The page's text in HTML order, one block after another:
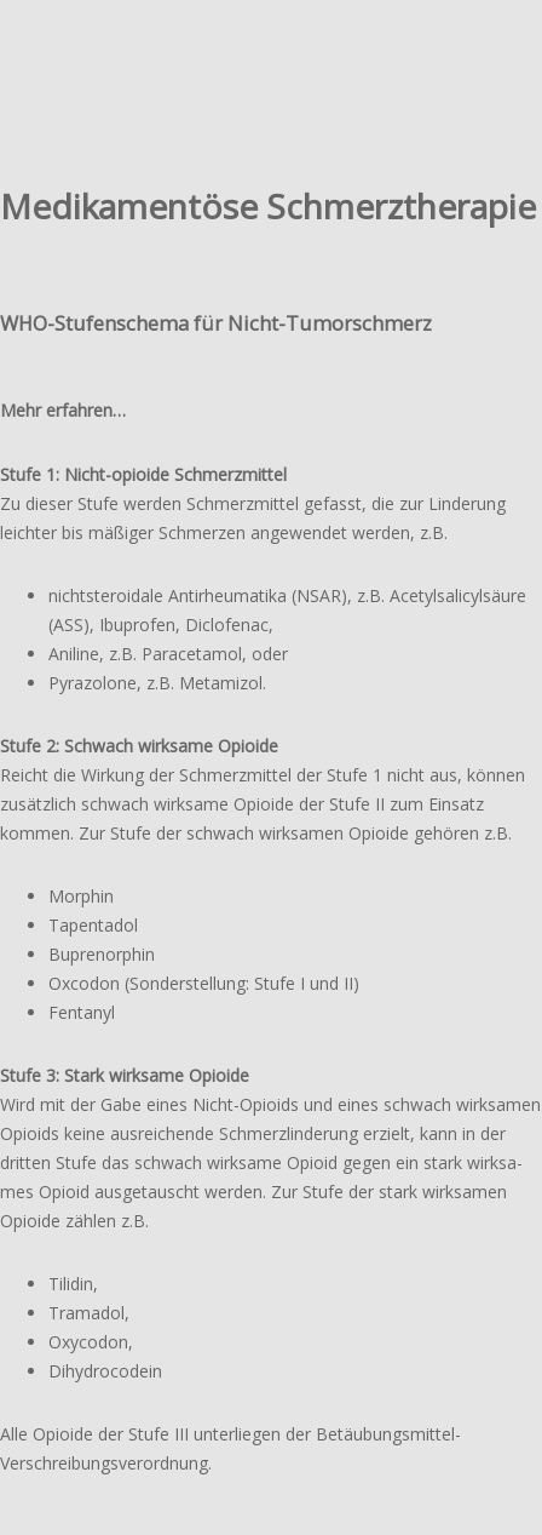
Medikamentöse Schmerztherapie
WHO-Stufenschema für Nicht-Tumorschmerz
Mehr erfahren…
Stufe 1: Nicht-opioide Schmerzmittel
Zu dieser Stufe werden Schmerzmittel gefasst, die zur Linderung
leich­ter bis mäßiger Schmerzen ange­wen­det werden, z.B.
nicht­ste­ro­ida­le Antirheumatika (NSAR), z.B. Acetylsalicylsäure
(ASS), Ibuprofen, Diclofenac,
Aniline, z.B. Paracetamol, oder
Pyrazolone, z.B. Metamizol.
Stufe 2: Schwach wirk­sa­me Opioide
Reicht die Wirkung der Schmerzmittel der Stufe 1 nicht aus, können
zusätz­lich schwach wirk­sa­me Opioide der Stufe II zum Einsatz
kommen. Zur Stufe der schwach wirk­sa­men Opioide gehören z.B.
Morphin
Tapentadol
Buprenorphin
Oxcodon (Sonderstellung: Stufe I und II)
Fentanyl
Stufe 3: Stark wirk­sa­me Opioide
Wird mit der Gabe eines Nicht-Opioids und eines schwach wirk­sa­men
Opioids keine ausrei­chen­de Schmerzlinderung erzielt, kann in der
dritten Stufe das schwach wirk­sa­me Opioid gegen ein stark wirk­sa­
mes Opioid ausge­tauscht werden. Zur Stufe der stark wirk­sa­men
Opioide zählen z.B.
Tilidin,
Tramadol,
Oxycodon,
Dihydrocodein
Alle Opioide der Stufe III unter­lie­gen der Betäubungsmittel-
Verschreibungsverordnung.